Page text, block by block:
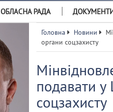
ОБЛАСНА РАДА
Головна Новини
органи соцзахисту
подавати у
соцзахисту